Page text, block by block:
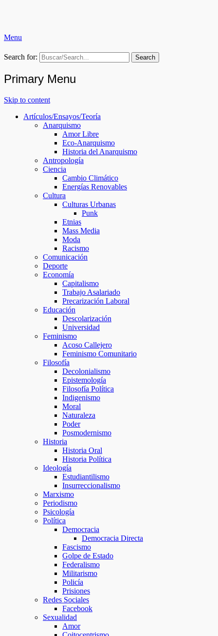
Menu
Ruptura Colectiva (RC)
Search for:
Primary Menu
Skip to content
Artículos/Ensayos/Teoría
Anarquismo
Amor Libre
Eco-Anarquismo
Historia del Anarquismo
Antropología
Ciencia
Cambio Climático
Energías Renovables
Cultura
Culturas Urbanas
Punk
Etnias
Mass Media
Moda
Racismo
Comunicación
Deporte
Economía
Capitalismo
Trabajo Asalariado
Precarización Laboral
Educación
Descolarización
Universidad
Feminismo
Acoso Callejero
Feminismo Comunitario
Filosofía
Decolonialismo
Epistemología
Filosofía Política
Indigenismo
Moral
Naturaleza
Poder
Posmodernismo
Historia
Historia Oral
Historia Política
Ideología
Estudiantilismo
Insurreccionalismo
Marxismo
Periodismo
Psicología
Política
Democracia
Democracia Directa
Fascismo
Golpe de Estado
Federalismo
Militarismo
Policía
Prisiones
Redes Sociales
Facebook
Sexualidad
Amor